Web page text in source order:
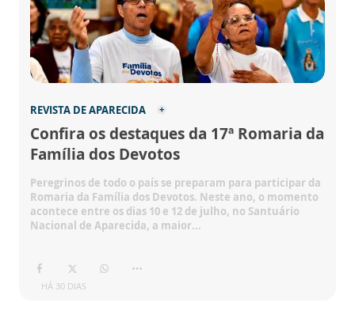
REVISTA DE APARECIDA
Confira os destaques da 17ª Romaria da
Família dos Devotos
Peregrinos de todo o país se preparam para participar da
Romaria da Família dos Devotos. Neste ano, o momento
acontece entre os dias 10 e 12 de julho, no Santuário
Nacional de Aparecida, a maior...
HÁ 30 DIAS